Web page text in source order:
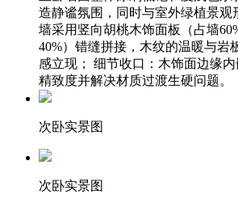
造静谧氛围，同时与室外绿植景观
墙采用竖向胡桃木饰面板（占墙
40%）错缝拼接，木纹的温暖与岩
感立现； 细节收口：木饰面边缘
精致度并解决材质过渡生硬问题。
次卧实景图
次卧实景图